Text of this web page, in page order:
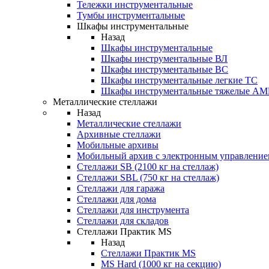
Тележки инструментальные
Тумбы инструментальные
Шкафы инструментальные
Назад
Шкафы инструментальные
Шкафы инструментальные ВЛ
Шкафы инструментальные ВС
Шкафы инструментальные легкие ТС
Шкафы инструментальные тяжелые
Металлические стеллажи
Назад
Металлические стеллажи
Архивные стеллажи
Мобильные архивы
Мобильный архив с электронным
Стеллажи SB (2100 кг на стеллаж)
Стеллажи SBL (750 кг на стеллаж)
Стеллажи для гаража
Стеллажи для дома
Стеллажи для инструмента
Стеллажи для складов
Стеллажи Практик MS
Назад
Стеллажи Практик MS
MS Hard (1000 кг на секцию)